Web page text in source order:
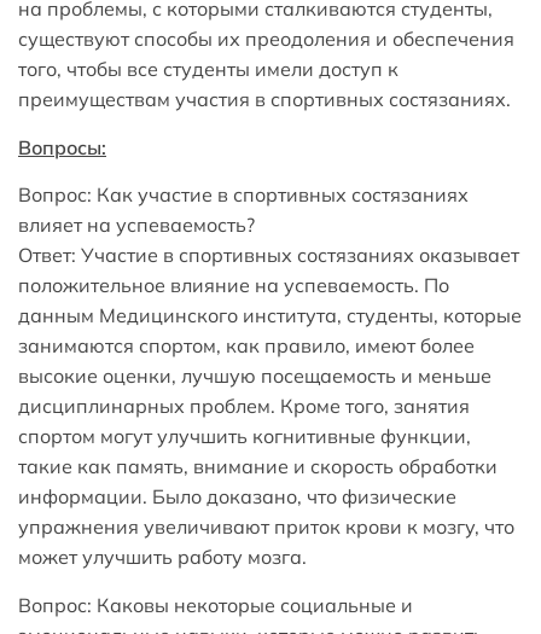
на проблемы, с которыми сталкиваются студенты,
существуют способы их преодоления и обеспечения
того, чтобы все студенты имели доступ к
преимуществам участия в спортивных состязаниях.
Вопросы:
Вопрос: Как участие в спортивных состязаниях
влияет на успеваемость?
Ответ: Участие в спортивных состязаниях оказывает
положительное влияние на успеваемость. По
данным Медицинского института, студенты, которые
занимаются спортом, как правило, имеют более
высокие оценки, лучшую посещаемость и меньше
дисциплинарных проблем. Кроме того, занятия
спортом могут улучшить когнитивные функции,
такие как память, внимание и скорость обработки
информации. Было доказано, что физические
упражнения увеличивают приток крови к мозгу, что
может улучшить работу мозга.
Вопрос: Каковы некоторые социальные и